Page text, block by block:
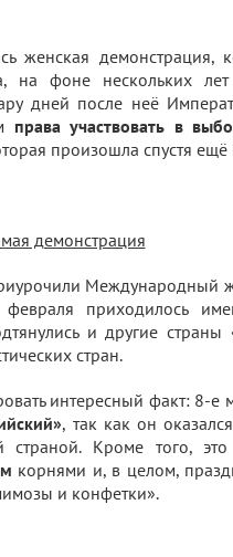
женская демонстрация,
на фоне нескольких
дней после неё
права участвовать в
произошла спустя ещё
демонстрация
Международный
приходилось
и другие страны
стран.
интересный факт: 8-е
, так как он
Кроме того, это
корнями и, в целом,
и конфетки».